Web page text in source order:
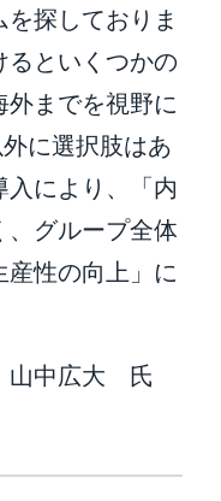
探しておりま
るといくつかの
外までを視野に
に選択肢はあ
入により、「内
、グループ全体
性の向上」に
山中広大 氏